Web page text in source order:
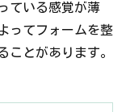
ている感覚が薄
ってフォームを整
ことがあります。